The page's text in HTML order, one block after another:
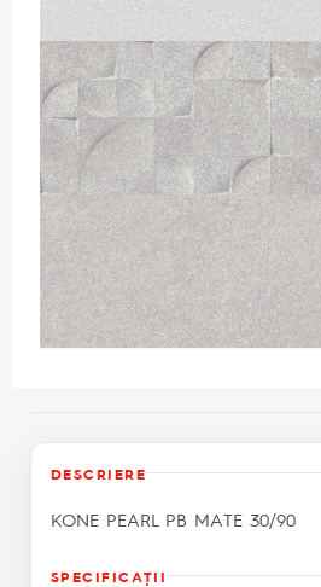
DESCRIERE
KONE PEARL PB MATE 30/90
SPECIFICAŢII